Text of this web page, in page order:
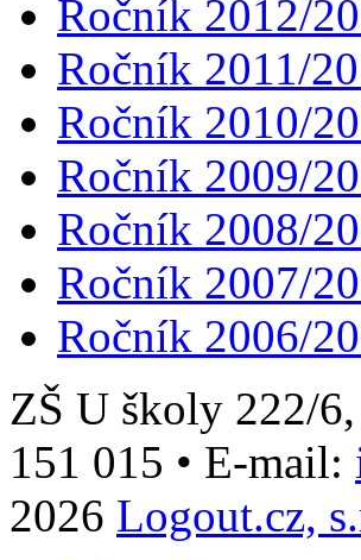
Ročník 2012/
Ročník 2011/
Ročník 2010/
Ročník 2009/
Ročník 2008/
Ročník 2007/
Ročník 2006/
ZŠ U školy 222/
151 015 • E-mail:
2026 Logout.cz,